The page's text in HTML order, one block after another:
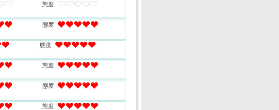
態度
態度
態度
態度
態度
態度